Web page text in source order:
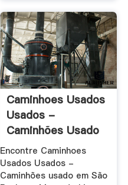
Caminhoes Usados
Usados -
Caminhões Usado
Em .
Encontre Caminhoes
Usados Usados -
Caminhões usado em São